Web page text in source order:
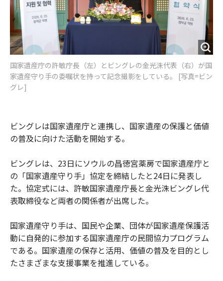
国家遺産庁の許敏庁長（左）とビングレの金光洙代表（右）が国
家遺産守り手の委嘱状を持って記念撮影をしている。 [写真=ビン
グレ]
ビングレは国家遺産庁と連携し、国家遺産の保護と価値
の普及に向けた活動を開始する。
ビングレは、23日にソウルの昌徳宮薬房で国家遺産庁と
の「国家遺産守り手」協定を締結したと24日に発表し
た。協定式には、許敏国家遺産庁長と金光洙ビングレ代
表取締役など両者の関係者が出席した。
国家遺産守り手は、国民や企業、団体が国家遺産保護活
動に自発的に参加する国家遺産庁の民間協力プログラム
である。国家遺産の保存と活用、価値の普及を目的とし
たさまざまな支援事業を推進している。